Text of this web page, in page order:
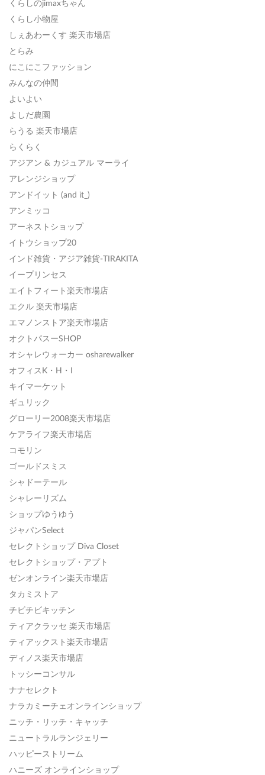
くらしのjimaxちゃん
くらし小物屋
しぇあわーくす 楽天市場店
とらみ
にこにこファッション
みんなの仲間
よいよい
よしだ農園
らうる 楽天市場店
らくらく
アジアン & カジュアル マーライ
アレンジショップ
アンドイット (and it_)
アンミッコ
アーネストショップ
イトウショップ20
インド雑貨・アジア雑貨-TIRAKITA
イープリンセス
エイトフィート楽天市場店
エクル 楽天市場店
エマノンストア楽天市場店
オクトパスーSHOP
オシャレウォーカー osharewalker
オフィスK・H・I
キイマーケット
ギュリック
グローリー2008楽天市場店
ケアライフ楽天市場店
コモリン
ゴールドスミス
シャドーテール
シャレーリズム
ショップゆうゆう
ジャパンSelect
セレクトショップ Diva Closet
セレクトショップ・アプト
ゼンオンライン楽天市場店
タカミストア
チビチビキッチン
ティアクラッセ 楽天市場店
ティアックスト楽天市場店
ディノス楽天市場店
トッシーコンサル
ナナセレクト
ナラカミーチェオンラインショップ
ニッチ・リッチ・キャッチ
ニュートラルランジェリー
ハッピーストリーム
ハニーズ オンラインショップ